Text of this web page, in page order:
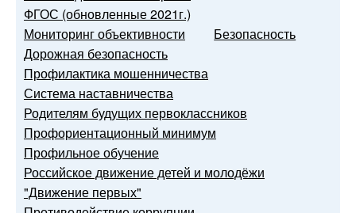
ФГОС (обновленные 2021г.)
Мониторинг объективности
Безопасность
Дорожная безопасность
Профилактика мошенничества
Система наставничества
Родителям будущих первоклассников
Профориентационный минимум
Профильное обучение
Российское движение детей и молодёжи
"Движение первых"